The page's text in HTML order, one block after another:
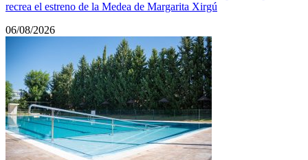
recrea el estreno de la Medea de Margarita Xirgú
06/08/2026